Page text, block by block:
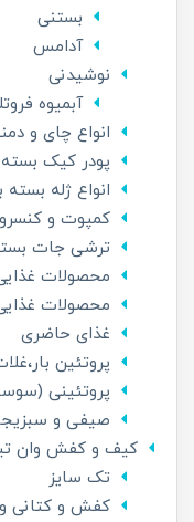
بستنی
آدامس
نوشیدنی
آبمیوه
انواع چای و
پودر کیک
انواع ژله بسته
کمپوت و
ترشی جات
محصولات
محصولات
غذای حاضری
پروتئین
پروتئینی
صیفی و
کیف و کفش وان
تک سایز
کفش و کتانی